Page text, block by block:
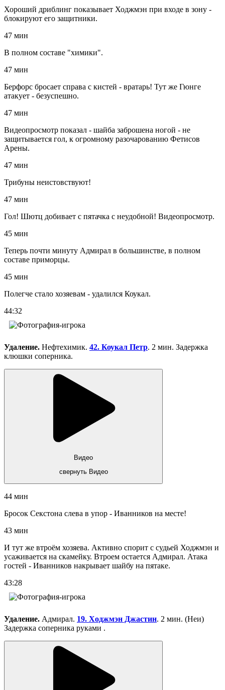
Хороший дриблинг показывает Ходжмэн при входе в зону -
блокируют его защитники.
47 мин
В полном составе "химики".
47 мин
Берфорс бросает справа с кистей - вратарь! Тут же Гюнге
атакует - безуспешно.
47 мин
Видеопросмотр показал - шайба заброшена ногой - не
защитывается гол, к огромному разочарованию Фетисов
Арены.
47 мин
Трибуны неистовствуют!
47 мин
Гол! Шютц добивает с пятачка с неудобной! Видеопросмотр.
45 мин
Теперь почти минуту Адмирал в большинстве, в полном
составе приморцы.
45 мин
Полегче стало хозяевам - удалился Коукал.
44:32
Удаление. Нефтехимик. 42. Коукал Петр. 2 мин. Задержка
клюшки соперника.
Видео
свернуть Видео
44 мин
Бросок Секстона слева в упор - Иванников на месте!
43 мин
И тут же втроём хозяева. Активно спорит с судьей Ходжмэн и
усаживается на скамейку. Втроем остается Адмирал. Атака
гостей - Иванников накрывает шайбу на пятаке.
43:28
Удаление. Адмирал. 19. Ходжмэн Джастин. 2 мин. (Неи)
Задержка соперника руками .